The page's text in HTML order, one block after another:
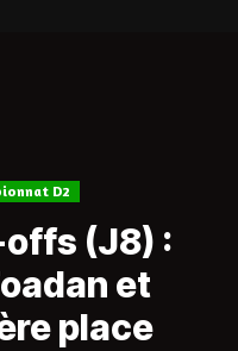
D2
offs (J8) :
et
place